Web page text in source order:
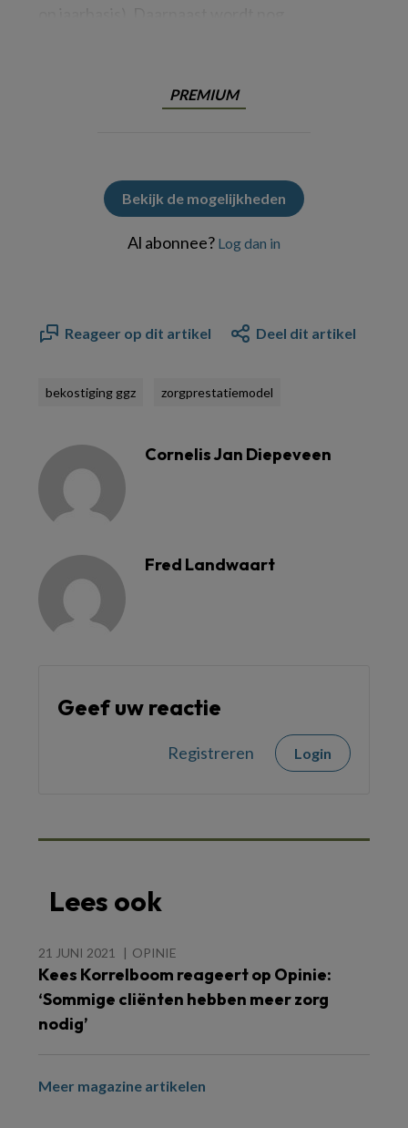
PREMIUM
Bekijk de mogelijkheden
Al abonnee? Log dan in
Reageer op dit artikel Deel dit artikel
bekostiging ggz zorgprestatiemodel
Cornelis Jan Diepeveen
Fred Landwaart
Geef uw reactie
Registreren Login
Lees ook
21 JUNI 2021 OPINIE
Kees Korrelboom reageert op Opinie:
‘Sommige cliënten hebben meer zorg
nodig’
Meer magazine artikelen